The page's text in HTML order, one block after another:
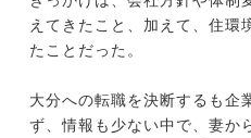
えてきたこと、加えて、住環
たことだった。
大分への転職を決断するも企
ず、情報も少ない中で、妻か